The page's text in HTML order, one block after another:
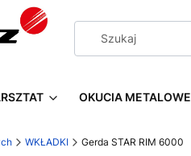
OKUCIA METALOWE
WKŁADKI Gerda STAR RIM 6000